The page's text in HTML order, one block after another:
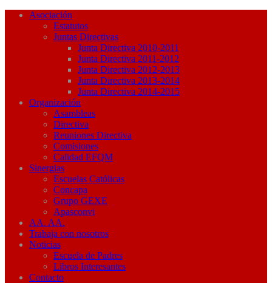
Asociación
Estatutos
Juntas Directivas
Junta Directiva 2010-2011
Junta Directiva 2011-2012
Junta Directiva 2012-2013
Junta Directiva 2013-2014
Junta Directiva 2014-2015
Organización
Asambleas
Directiva
Reuniones Directiva
Comisiones
Calidad EFQM
Sinergias
Escuelas Católicas
Concapa
Grupo GEXE
Apasconvi
AA. AA.
Trabaja con nosotros
Noticias
Escuela de Padres
Libros Interesantes
Contacto